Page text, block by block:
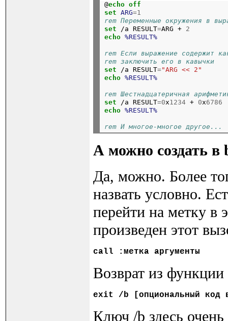
@echo off
set
ARG=1
rem Переменные окружения в
set /a RESULT=ARG + 2
echo %RESULT%
rem Если выражение содержит
rem заключить его в кавычки
set /a RESULT="ARG << 2"
echo %RESULT%
rem Шестнадцатеричная
set /a RESULT=0x1234 + 0x6786
echo %RESULT%
rem И многое-многое другое...
А можно создать
Да, можно. Более
назвать условно.
перейти на метку в
произведен этот
call
Возврат из
exit
Ключ /b здесь очень